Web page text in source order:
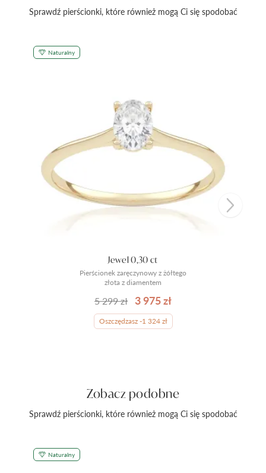
Sprawdź pierścionki, które również mogą Ci się spodobać
Naturalny
Pierścionek zaręczynowy z żółtego
złota z diamentem
Jewel 0,30 ct
5 299 zł 3 975 zł
Oszczędzasz -1 324 zł
Zobacz podobne
Sprawdź pierścionki, które również mogą Ci się spodobać
Naturalny